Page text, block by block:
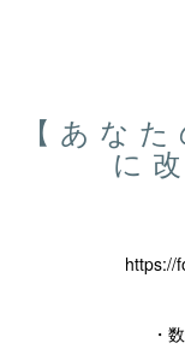
ウ
で
開
き
【あな
に
https://
・